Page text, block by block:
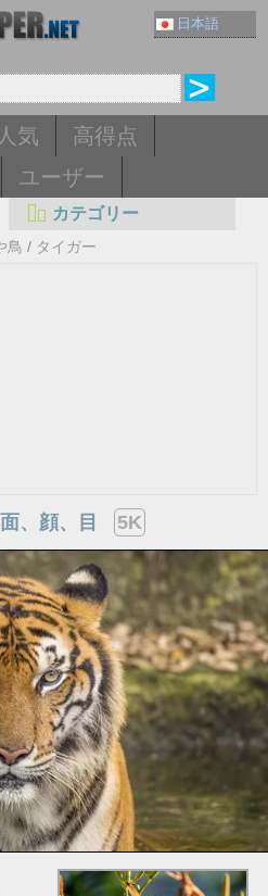
日本語
人気
高得点
ユーザー
カテゴリー
鳥 / タイガー
、顔、目 5K